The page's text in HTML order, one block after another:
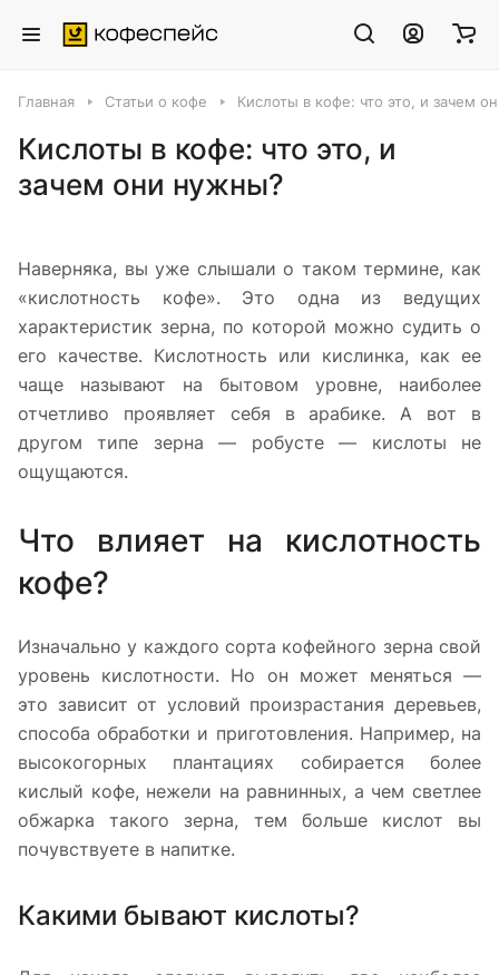
Главная Статьи о кофе Кислоты в кофе: что это, и зачем
Кислоты в кофе: что это, и
зачем они нужны?
Наверняка, вы уже слышали о таком термине, как
«кислотность кофе». Это одна из ведущих
характеристик зерна, по которой можно судить о
его качестве. Кислотность или кислинка, как ее
чаще называют на бытовом уровне, наиболее
отчетливо проявляет себя в арабике. А вот в
другом типе зерна — робусте — кислоты не
ощущаются.
Что влияет на кислотность
кофе?
Изначально у каждого сорта кофейного зерна свой
уровень кислотности. Но он может меняться —
это зависит от условий произрастания деревьев,
способа обработки и приготовления. Например, на
высокогорных плантациях собирается более
кислый кофе, нежели на равнинных, а чем светлее
обжарка такого зерна, тем больше кислот вы
почувствуете в напитке.
Какими бывают кислоты?